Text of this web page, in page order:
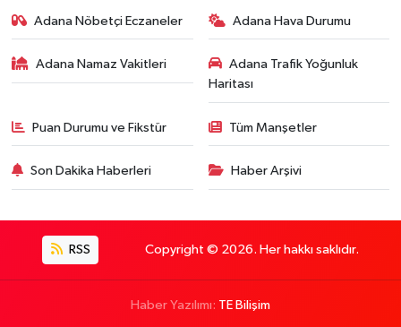
Adana Nöbetçi Eczaneler Adana Hava Durumu
Adana Namaz Vakitleri
Adana Trafik Yoğunluk
Haritası
Puan Durumu ve Fikstür Tüm Manşetler
Son Dakika Haberleri Haber Arşivi
RSS Copyright © 2026. Her hakkı saklıdır.
Haber Yazılımı: TE Bilişim